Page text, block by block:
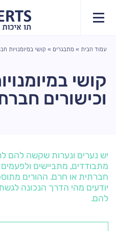
עמוד הבית » מתבגרים » קושי במיומנויות
קושי
וכישורים
יש נערים ונערות שקשה להם
מתבודדים, מתביישים ולפעמים
חברתית או חרם. ההורים
יודעים מהי הדרך הנכונה
להם.